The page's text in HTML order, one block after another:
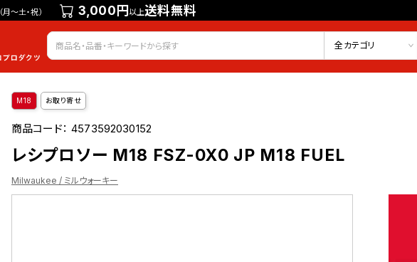
（月～土・祝） 3,000円以上送料無料
会員登録 ログイン お気に入り
全カテゴリ
M18 お取り寄せ
商品コード：4573592030152
レシプロソー M18 FSZ-0X0 JP M18 FUEL
Milwaukee / ミルウォーキー